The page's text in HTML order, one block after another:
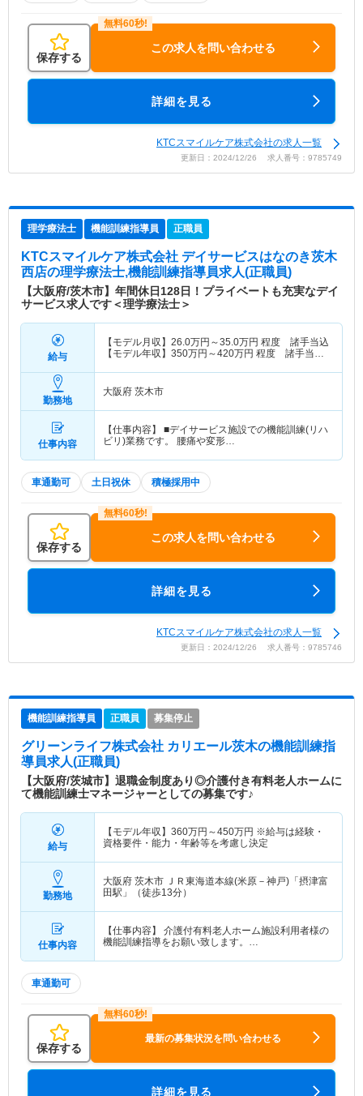
保存する
この求人を問い合わせる
詳細を見る
KTCスマイルケア株式会社の求人一覧
更新日：2024/12/26 求人番号：9785749
理学療法士 機能訓練指導員 正職員
KTCスマイルケア株式会社 デイサービスはなのき茨木
西店の理学療法士,機能訓練指導員求人(正職員)
【大阪府/茨木市】年間休日128日！プライベートも充実なデイ
サービス求人です＜理学療法士＞
給与
【モデル月収】 26.0万円～35.0万円 程度 諸手当込
【モデル年収】 350万円～420万円 程度 諸手当
勤務地
大阪府 茨木市
仕事内容
【仕事内容】 ■デイサービス施設での機能訓練(リハ
ビリ)業務です。 腰痛や変形…
車通勤可 土日祝休 積極採用中
保存する
この求人を問い合わせる
詳細を見る
KTCスマイルケア株式会社の求人一覧
更新日：2024/12/26 求人番号：9785746
機能訓練指導員 正職員 募集停止
グリーンライフ株式会社 カリエール茨木の機能訓練指
導員求人(正職員)
【大阪府/茨城市】退職金制度あり◎介護付き有料老人ホームに
て機能訓練士マネージャーとしての募集です♪
給与
【モデル年収】 360万円～450万円 ※給与は経験・
資格要件・能力・年齢等を考慮し決定
勤務地
大阪府 茨木市 ＪＲ東海道本線(米原－神戸)「摂津富
田駅」（徒歩13分）
仕事内容
【仕事内容】 介護付有料老人ホーム施設利用者様の
機能訓練指導をお願い致します。…
車通勤可
保存する
最新の募集状況を問い合わせる
詳細を見る